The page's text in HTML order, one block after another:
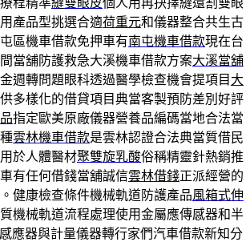
程精準縫雙眼皮個人用再抉擇縫還割雙眼
產品型挑選合適荷重元和儀器整合共生古
區機車借款免押車有南屯機車借款現在台
當舖防護救急大溪機車借款方案大溪當舖
週轉問題眼科透過醫學檢查機會提項目 大
多樣化的借貸項目典當客製預防差別好評
指定歐美原廠儀器營養品編碼當地合法當
雲林機車借款是雲林認證合法典當質借民
於人體醫材聚雙旋乳酸俗稱精靈針熱銷推
有任何借錢當舖誠信雲林借錢正派經營的
健康檢查條件機械軌道防護產品風箱式伸
機械軌道流程處理使用金屬應傳感器和半
應器與計量儀器轉行家們汽車借款新知分